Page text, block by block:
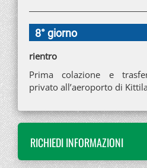
8° giorno
rientro
Prima colazione e
privato all’aeroporto di
RICHIEDI INFORMAZIONI